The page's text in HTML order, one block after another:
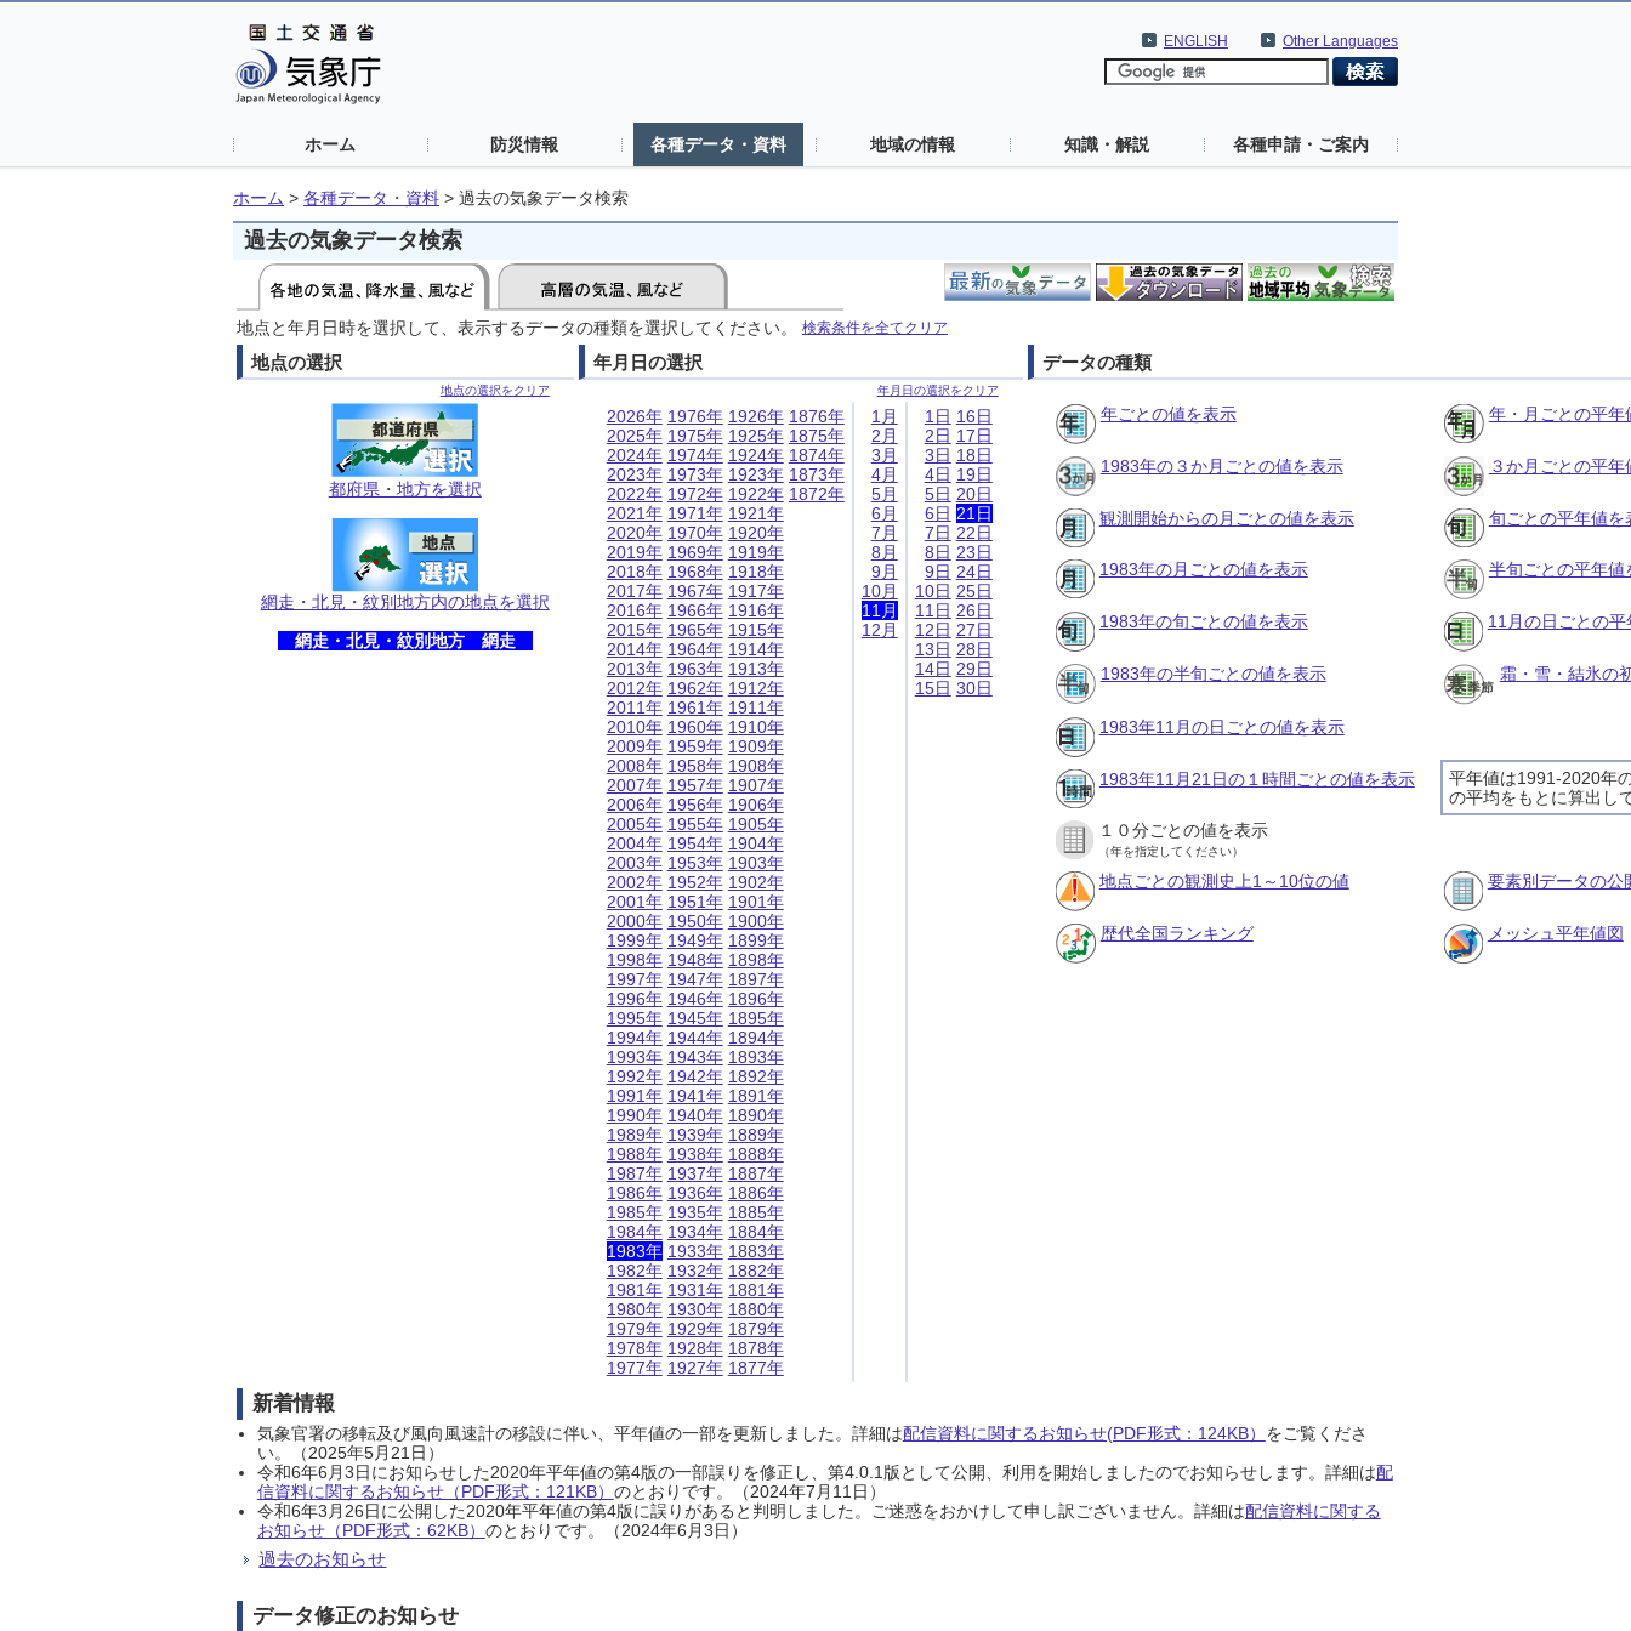
Other Languages
ENGLISH
ホーム 防災情報 各種データ・資料 地域の情報 知識・解説 各種申請・ご案内
ホーム > 各種データ・資料 > 過去の気象データ検索
過去の気象データ検索
地点と年月日時を選択して、表示するデータの種類を選択してください。 検索条件を全てクリア
地点の選択
地点の選択をクリア
都府県・地方を選択
網走・北見・紋別地方内の地点を選択
網走・北見・紋別地方 網走
年月日の選択
年月日の選択をクリア
2026年
2025年
2024年
2023年
2022年
2021年
2020年
2019年
2018年
2017年
2016年
2015年
2014年
2013年
2012年
2011年
2010年
2009年
2008年
2007年
2006年
2005年
2004年
2003年
2002年
2001年
2000年
1999年
1998年
1997年
1996年
1995年
1994年
1993年
1992年
1991年
1990年
1989年
1988年
1987年
1986年
1985年
1984年
1983年
1982年
1981年
1980年
1979年
1978年
1977年
1976年
1975年
1974年
1973年
1972年
1971年
1970年
1969年
1968年
1967年
1966年
1965年
1964年
1963年
1962年
1961年
1960年
1959年
1958年
1957年
1956年
1955年
1954年
1953年
1952年
1951年
1950年
1949年
1948年
1947年
1946年
1945年
1944年
1943年
1942年
1941年
1940年
1939年
1938年
1937年
1936年
1935年
1934年
1933年
1932年
1931年
1930年
1929年
1928年
1927年
1926年
1925年
1924年
1923年
1922年
1921年
1920年
1919年
1918年
1917年
1916年
1915年
1914年
1913年
1912年
1911年
1910年
1909年
1908年
1907年
1906年
1905年
1904年
1903年
1902年
1901年
1900年
1899年
1898年
1897年
1896年
1895年
1894年
1893年
1892年
1891年
1890年
1889年
1888年
1887年
1886年
1885年
1884年
1883年
1882年
1881年
1880年
1879年
1878年
1877年
1876年
1875年
1874年
1873年
1872年
1月
2月
3月
4月
5月
6月
7月
8月
9月
10月
11月
12月
1日
2日
3日
4日
5日
6日
7日
8日
9日
10日
11日
12日
13日
14日
15日
16日
17日
18日
19日
20日
21日
22日
23日
24日
25日
26日
27日
28日
29日
30日
データの種類
年ごとの値を表示 年・月ごとの平年
1983年の３か月ごとの値を表示 ３か月ごとの平年
観測開始からの月ごとの値を表示 旬ごとの平年値を
1983年の月ごとの値を表示 半旬ごとの平年値
1983年の旬ごとの値を表示 11月の日ごとの
1983年の半旬ごとの値を表示 霜・雪・結氷の
1983年11月の日ごとの値を表示
平年値は1991-2020年
の平均をもとに算出し
1983年11月21日の１時間ごとの値を表示
１０分ごとの値を表示
（年を指定してください）
地点ごとの観測史上1～10位の値 要素別データの公
歴代全国ランキング メッシュ平年値図
新着情報
気象官署の移転及び風向風速計の移設に伴い、平年値の一部を更新しました。詳細は配信資料に関するお知らせ(PDF形式：124KB） をご覧くださ
い。（2025年5月21日）
令和6年6月3日にお知らせした2020年平年値の第4版の一部誤りを修正し、第4.0.1版として公開、利用を開始しましたのでお知らせします。詳細は配
信資料に関するお知らせ（PDF形式：121KB） のとおりです。（2024年7月11日）
令和6年3月26日に公開した2020年平年値の第4版に誤りがあると判明しました。ご迷惑をおかけして申し訳ございません。詳細は配信資料に関する
お知らせ（PDF形式：62KB） のとおりです。（2024年6月3日）
過去のお知らせ
データ修正のお知らせ